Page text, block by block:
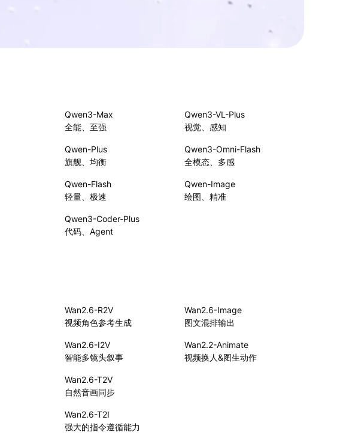
Qwen3-Max
全能、至强
Qwen-Plus
旗舰、均衡
Qwen-Flash
轻量、极速
Qwen3-Coder-Plus
代码、Agent
Qwen3-VL-Plus
视觉、感知
Qwen3-Omni-Flash
全模态、多感
Qwen-Image
绘图、精准
Wan2.6-R2V
视频角色参考生成
Wan2.6-I2V
智能多镜头叙事
Wan2.6-T2V
自然音画同步
Wan2.6-T2I
强大的指令遵循能力
Wan2.6-Image
图文混排输出
Wan2.2-Animate
视频换人&图生动作